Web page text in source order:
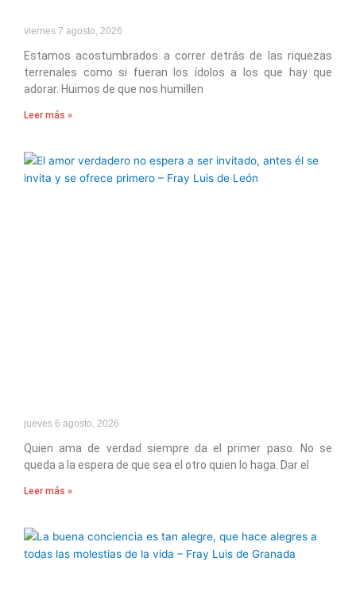
viernes 7 agosto, 2026
Estamos acostumbrados a correr detrás de las riquezas
terrenales como si fueran los ídolos a los que hay que
adorar. Huimos de que nos humillen
Leer más »
jueves 6 agosto, 2026
Quien ama de verdad siempre da el primer paso. No se
queda a la espera de que sea el otro quien lo haga. Dar el
Leer más »